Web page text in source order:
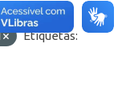
Etiquetas: